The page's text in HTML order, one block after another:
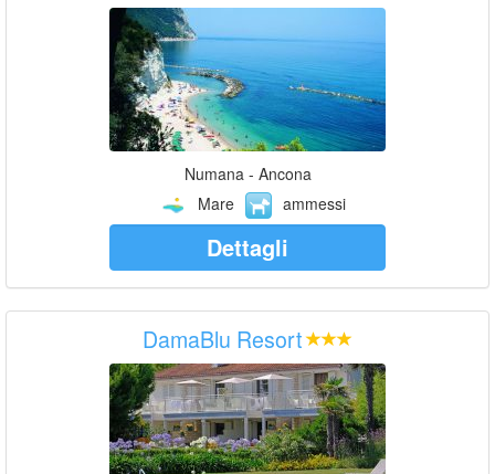
Numana - Ancona
Mare
ammessi
Dettagli
DamaBlu Resort